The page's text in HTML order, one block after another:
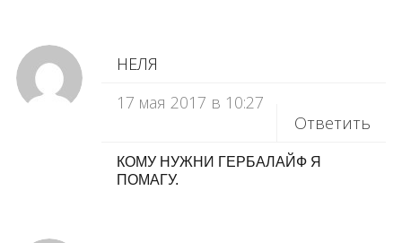
НЕЛЯ
17 мая 2017 в 10:27
Ответить
КОМУ НУЖНИ ГЕРБАЛАЙФ Я
ПОМАГУ.